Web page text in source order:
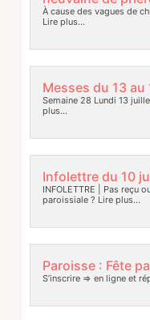
À cause des vagues de
Lire plus…
Messes du 13
Semaine 28 Lundi 13
plus…
Infolettre du 10
INFOLETTRE | Pas reçu
paroissiale ? Lire plus…
Paroisse : Fête
S’inscrire => en ligne et